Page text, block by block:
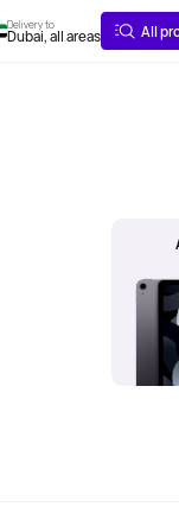
Delivery to
Dubai, all areas All